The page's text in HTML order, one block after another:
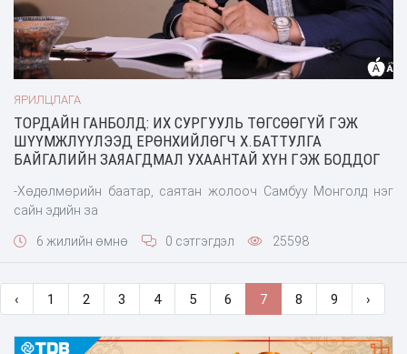
ЯРИЛЦЛАГА
ТОРДАЙН ГАНБОЛД: ИХ СУРГУУЛЬ ТӨГСӨӨГҮЙ ГЭЖ
ШҮҮМЖЛҮҮЛЭЭД ЕРӨНХИЙЛӨГЧ Х.БАТТУЛГА
БАЙГАЛИЙН ЗАЯАГДМАЛ УХААНТАЙ ХҮН ГЭЖ БОДДОГ
-Хөдөлмөрийн баатар, саятан жолооч Самбуу Монголд нэг
сайн эдийн за
6 жилийн өмнө 0 сэтгэгдэл 25598
‹ 1 2 3 4 5 6 7 8 9 ›